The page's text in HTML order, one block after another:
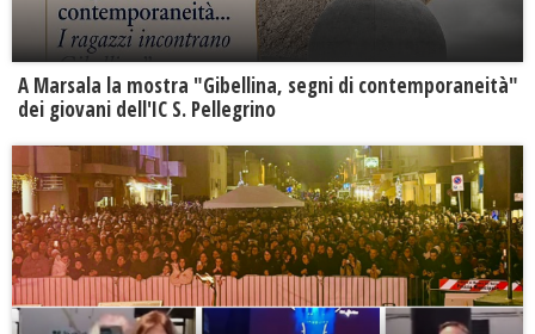
A Marsala la mostra "Gibellina, segni di contemporaneità"
dei giovani dell'IC S. Pellegrino